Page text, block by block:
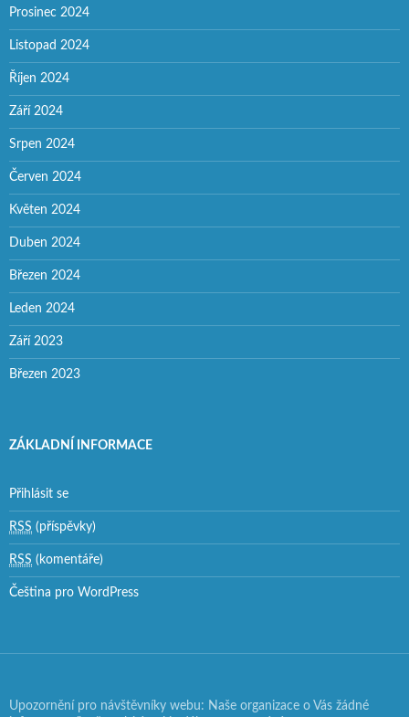
Prosinec 2024
Listopad 2024
Říjen 2024
Září 2024
Srpen 2024
Červen 2024
Květen 2024
Duben 2024
Březen 2024
Leden 2024
Září 2023
Březen 2023
ZÁKLADNÍ INFORMACE
Přihlásit se
RSS (příspěvky)
RSS (komentáře)
Čeština pro WordPress
Upozornění pro návštěvníky webu: Naše organizace o Vás žádné